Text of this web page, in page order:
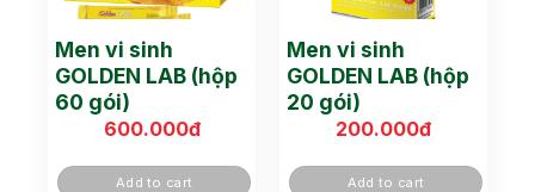
Men vi sinh
GOLDEN LAB (hộp
60 gói)
600.000đ
Add to cart
Men vi sinh
GOLDEN LAB (hộp
20 gói)
200.000đ
Add to cart